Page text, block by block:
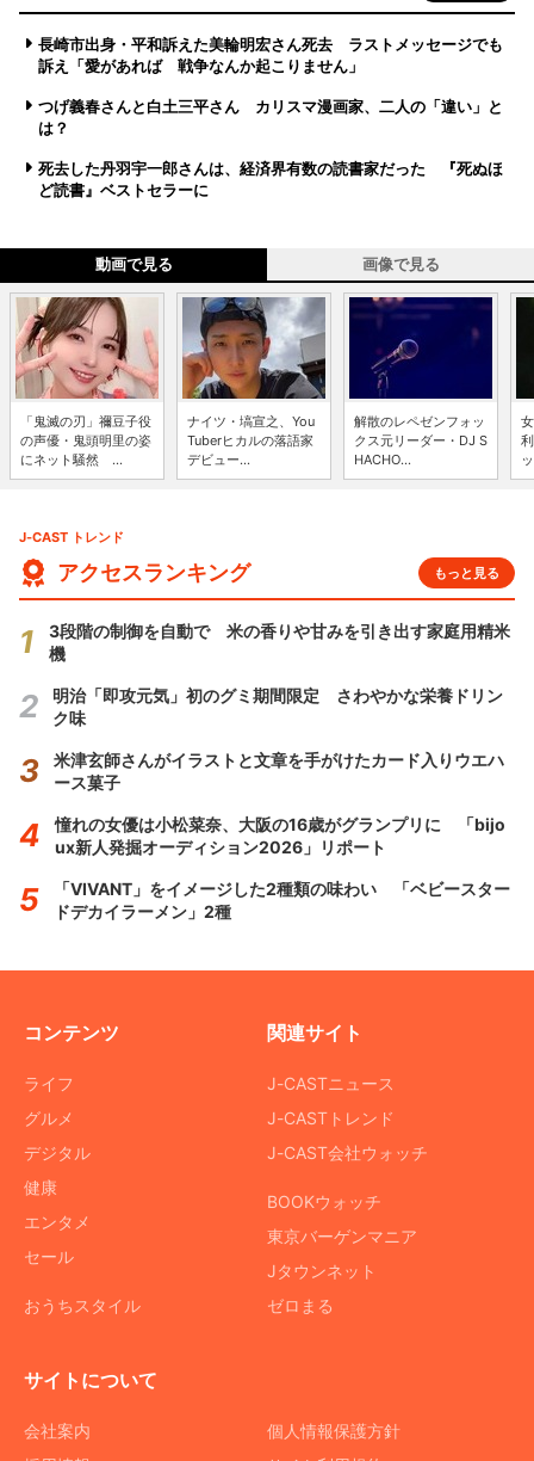
長崎市出身・平和訴えた美輪明宏さん死去 ラストメッセージでも
訴え「愛があれば 戦争なんか起こりません」
つげ義春さんと白土三平さん カリスマ漫画家、二人の「違い」と
は？
死去した丹羽宇一郎さんは、経済界有数の読書家だった 『死ぬほ
ど読書』ベストセラーに
動画で見る 画像で見る
「鬼滅の刃」禰豆子役
の声優・鬼頭明里の姿
にネット騒然 ...
ナイツ・塙宣之、You
Tuberヒカルの落語家
デビュー...
解散のレペゼンフォッ
クス元リーダー・DJ S
HACHO...
J-CAST トレンド
アクセスランキング もっと見る
3段階の制御を自動で 米の香りや甘みを引き出す家庭用精米
機
明治「即攻元気」初のグミ期間限定 さわやかな栄養ドリン
ク味
米津玄師さんがイラストと文章を手がけたカード入りウエハ
ース菓子
憧れの女優は小松菜奈、大阪の16歳がグランプリに 「bijo
ux新人発掘オーディション2026」リポート
「VIVANT」をイメージした2種類の味わい 「ベビースター
ドデカイラーメン」2種
コンテンツ
ライフ
グルメ
デジタル
健康
エンタメ
セール
おうちスタイル
関連サイト
J-CASTニュース
J-CASTトレンド
J-CAST会社ウォッチ
BOOKウォッチ
東京バーゲンマニア
Jタウンネット
ゼロまる
サイトについて
会社案内
個人情報保護方針